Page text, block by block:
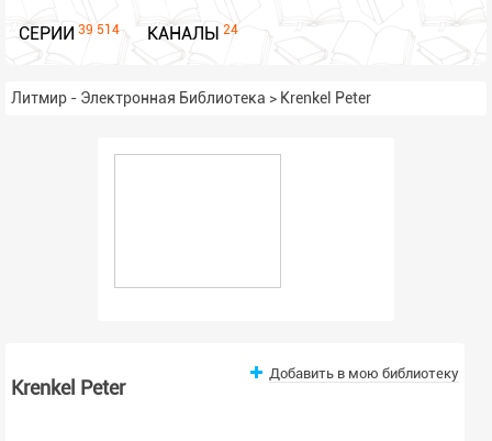
СЕРИИ 39 514 КАНАЛЫ 24
Литмир - Электронная Библиотека > Krenkel Peter
Krenkel Peter
Добавить в мою библиотеку